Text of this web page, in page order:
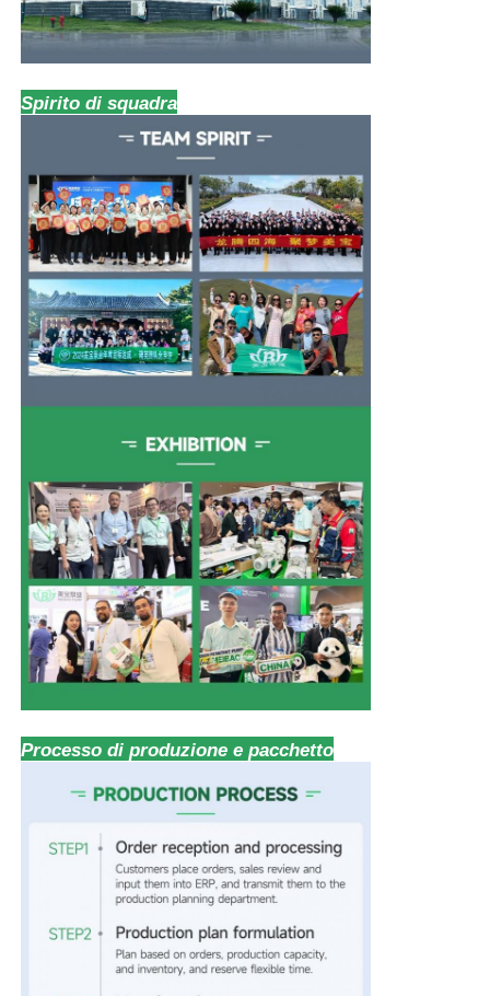
Spirito di squadra
Processo di produzione e pacchetto